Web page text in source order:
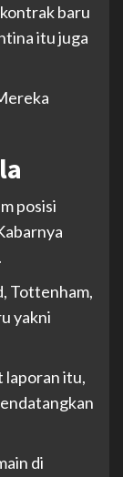
baru
itu juga
posisi
Tottenham,
yakni
laporan itu,
di